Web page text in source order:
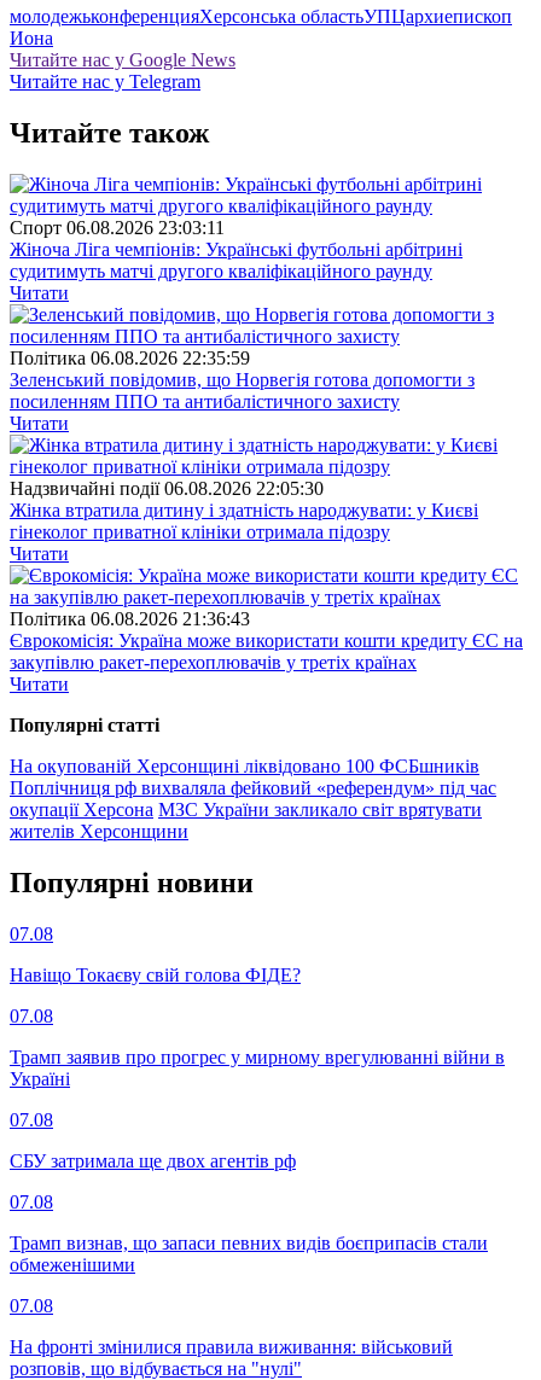
молодежьконференцияХерсонська областьУПЦархиепископ
Иона
Читайте нас у Google News
Читайте нас у Telegram
Читайте також
Спорт 06.08.2026 23:03:11
Жіноча Ліга чемпіонів: Українські футбольні арбітрині
судитимуть матчі другого кваліфікаційного раунду
Читати
Полiтика 06.08.2026 22:35:59
Зеленський повідомив, що Норвегія готова допомогти з
посиленням ППО та антибалістичного захисту
Читати
Надзвичайні події 06.08.2026 22:05:30
Жінка втратила дитину і здатність народжувати: у Києві
гінеколог приватної клініки отримала підозру
Читати
Полiтика 06.08.2026 21:36:43
Єврокомісія: Україна може використати кошти кредиту ЄС на
закупівлю ракет-перехоплювачів у третіх країнах
Читати
Популярнi статтi
На окупованій Херсонщині ліквідовано 100 ФСБшників
Поплічниця рф вихваляла фейковий «референдум» під час
окупації Херсона МЗС України закликало світ врятувати
жителів Херсонщини
Популярнi новини
07.08
Навіщо Токаєву свій голова ФІДЕ?
07.08
Трамп заявив про прогрес у мирному врегулюванні війни в
Україні
07.08
СБУ затримала ще двох агентів рф
07.08
Трамп визнав, що запаси певних видів боєприпасів стали
обмеженішими
07.08
На фронті змінилися правила виживання: військовий
розповів, що відбувається на "нулі"